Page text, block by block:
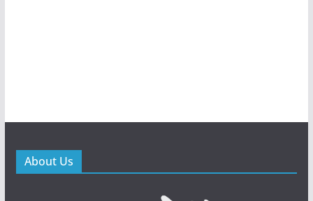
About Us